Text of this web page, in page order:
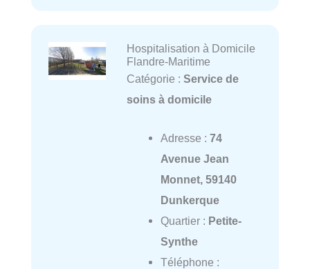
Hospitalisation à Domicile
Flandre-Maritime
Catégorie : Service de
soins à domicile
Adresse : 74
Avenue Jean
Monnet, 59140
Dunkerque
Quartier : Petite-
Synthe
Téléphone :